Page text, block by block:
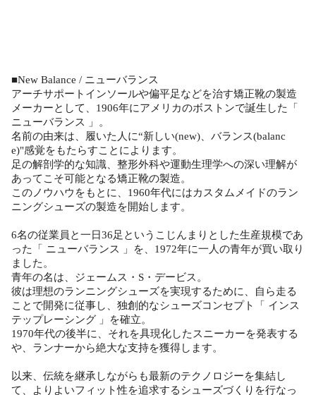
■New Balance / ニューバランス
アーチサポートインソールや偏平足などを治す矯正靴の製造
メーカーとして、1906年にアメリカのボストンで誕生した「
ニューバランス 」。
名前の由来は、履いた人に“新しい(new)、バランス(balanc
e)"感覚をもたらすことによります。
足の解剖学的な知識、整形外科や運動生理学への深い理解が
あってこそ可能となる矯正靴の製造。
このノウハウをもとに、1960年代にはカスタムメイドのラン
ニングシューズの製造を開始します。
6名の従業員と一日36足というこじんまりとした生産規模であ
った「 ニューバランス 」を、1972年に一人の青年が買い取り
ました。
青年の名は、ジェームス・S・デービス。
彼は理想のランニングシューズを実現するために、自ら走る
ことで開発に従事し、独創的なシューズコンセプト「 インス
テップレーシング 」を確立。
1970年代の後半に、それを具現化したスニーカーを発表する
や、ランナーから絶大な支持を獲得します。
以来、伝統を継承しながらも最新のテクノロジーを集結し
て、よりよいフィット性を追求するシューズづくりを行なっ